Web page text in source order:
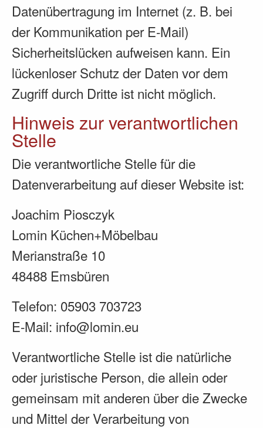
Datenübertragung im Internet (z. B. bei
der Kommunikation per E-Mail)
Sicherheitslücken aufweisen kann. Ein
lückenloser Schutz der Daten vor dem
Zugriff durch Dritte ist nicht möglich.
Hinweis zur verantwortlichen
Stelle
Die verantwortliche Stelle für die
Datenverarbeitung auf dieser Website ist:
Joachim Piosczyk
Lomin Küchen+Möbelbau
Merianstraße 10
48488 Emsbüren
Telefon: 05903 703723
E-Mail: info@lomin.eu
Verantwortliche Stelle ist die natürliche
oder juristische Person, die allein oder
gemeinsam mit anderen über die Zwecke
und Mittel der Verarbeitung von